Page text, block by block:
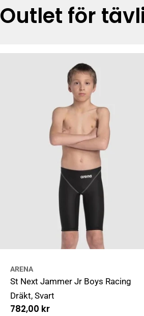
Outlet för
ARENA
St Next Jammer Jr Boys Racing
Dräkt, Svart
Ordinarie
782,00 kr